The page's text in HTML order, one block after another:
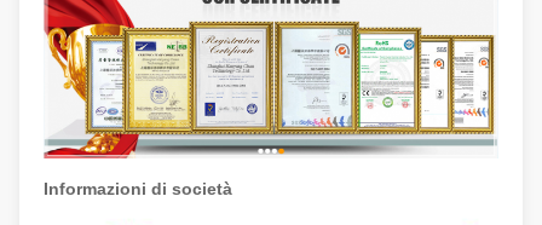
Informazioni di società